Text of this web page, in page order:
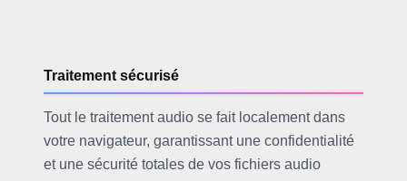
Traitement sécurisé
Tout le traitement audio se fait localement dans
votre navigateur, garantissant une confidentialité
et une sécurité totales de vos fichiers audio